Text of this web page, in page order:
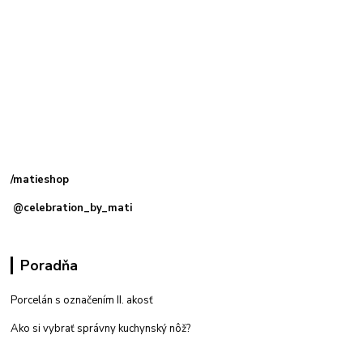
/matieshop
@celebration_by_mati
Poradňa
Porcelán s označením II. akosť
Ako si vybrať správny kuchynský nôž?